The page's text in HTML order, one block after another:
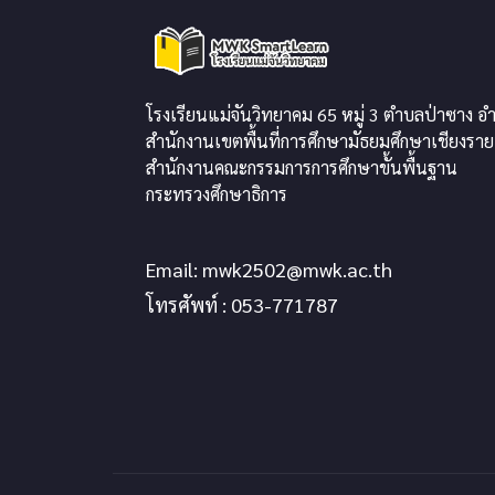
โรงเรียนแม่จันวิทยาคม 65 หมู่ 3 ตำบลป่าซาง อ
สำนักงานเขตพื้นที่การศึกษามัธยมศึกษาเชียงราย
สำนักงานคณะกรรมการการศึกษาขั้นพื้นฐาน
กระทรวงศึกษาธิการ
Email: mwk2502@mwk.ac.th
โทรศัพท์ : 053-771787